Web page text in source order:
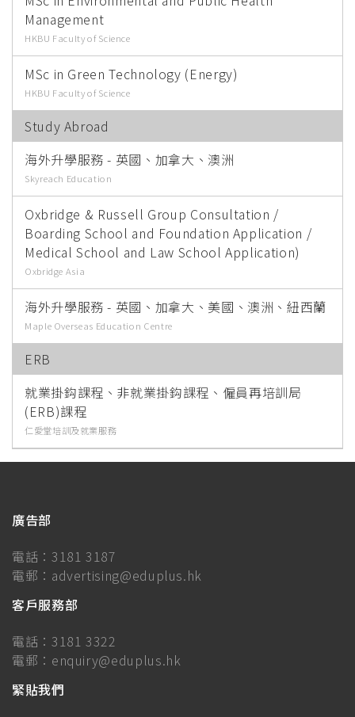
Management
HKBU Faculty of Science
MSc in Green Technology (Energy)
HKBU Faculty of Science
Study Abroad
海外升學服務 - 英國、加拿大、澳洲
Skyreach Education
Oxbridge & Russell Group Consultation /
Boarding School and Foundation Application /
Medical School and Law School Application)
Oxbridge Asia
海外升學服務 - 英國、加拿大、美國、澳洲、紐西蘭
Maple Overseas Education Centre
ERB
就業掛鈎課程、非就業掛鈎課程、僱員再培訓局
(ERB)課程
仁愛堂培訓及就業服務
廣告部
電話： 3181 3187
電郵： advertising@eduplus.hk
客戶服務部
電話： 3181 3322
電郵： enquiry@eduplus.hk
緊貼我們